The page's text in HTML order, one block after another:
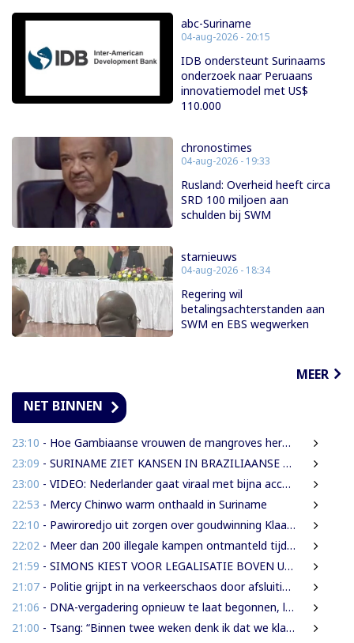
abc-Suriname
04-aug-2026 - 20:15
IDB ondersteunt Surinaams
onderzoek naar Peruaans
innovatiemodel met US$
110.000
chronostimes
04-aug-2026 - 19:33
Rusland: Overheid heeft circa
SRD 100 miljoen aan
schulden bij SWM
starnieuws
04-aug-2026 - 18:34
Regering wil
betalingsachterstanden aan
SWM en EBS wegwerken
MEER
NET BINNEN
23:10 - Hoe Gambiaanse vrouwen de mangroves herstellen die Banjul beschermen
23:09 - SURINAME ZIET KANSEN IN BRAZILIAANSE RADARTECHNOLOGIE VOOR GRENSBEWAKING EN VEILIGHEID
23:00 - VIDEO: Nederlander gaat viraal met bijna accentloze versie van Damaru’s ‘Mi Rowsu’
22:53 - Mercy Chinwo warm onthaald in Suriname
22:10 - Pawiroredjo uit zorgen over goudwinning Klaaskreek en geluidsoverlast
22:02 - Meer dan 200 illegale kampen ontmanteld tijdens operatie bij Moeroekreek
21:59 - SIMONS KIEST VOOR LEGALISATIE BOVEN UITZETTING VAN LANGDURIG VERBLIJVENDE VREEMDELINGEN
21:07 - Politie grijpt in na verkeerschaos door afsluiting Domineestraat
21:06 - DNA-vergadering opnieuw te laat begonnen, leden eisen aanpak laatkomers
21:00 - Tsang: “Binnen twee weken denk ik dat we klaar moeten zijn met werkzaamheden Domineestraat”